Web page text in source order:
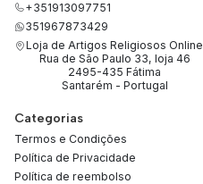
+351913097751
351967873429
Loja de Artigos Religiosos Online
Rua de São Paulo 33, loja 46
2495-435 Fátima
Santarém - Portugal
Categorias
Termos e Condições
Política de Privacidade
Política de reembolso